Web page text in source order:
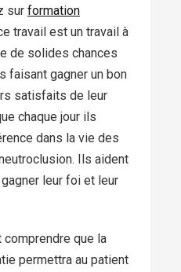
sur formation
travail est un travail à
de solides chances
faisant gagner un bon
satisfaits de leur
chaque jour ils
dans la vie des
Ils aident
leur foi et leur
comprendre que la
permettra au patient